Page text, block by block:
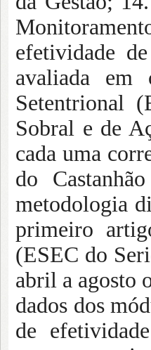
efetividade
avaliada em
Setentrional
Sobral e de
cada uma
do
metodologia
primeiro
(ESEC do
abril a agosto
dados dos
de